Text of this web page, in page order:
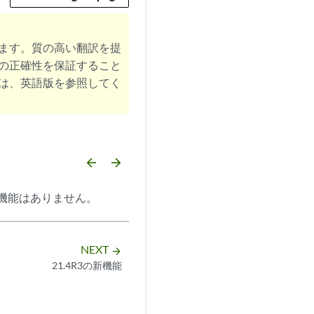
す。質の高い翻訳を提
正確性を保証すること
、英語版を参照してく
arrow_backward arrow_forward
はありません。
NEXT arrow_forward
21.4R3の新機能